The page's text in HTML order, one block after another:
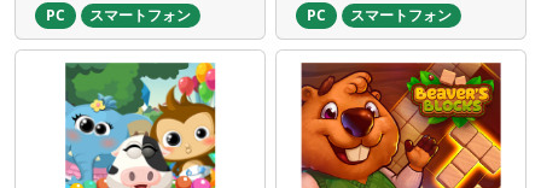
PC スマートフォン PC スマートフォン